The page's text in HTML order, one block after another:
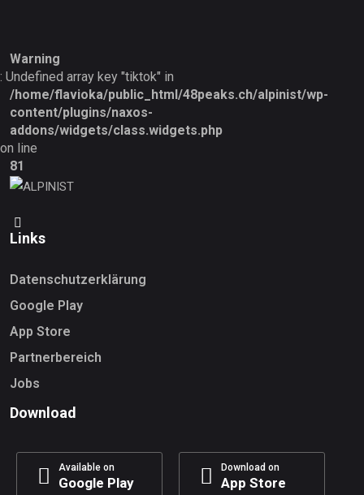
Warning
: Undefined array key "tiktok" in
/home/flavioka/public_html/48peaks.ch/alpinist/wp-
content/plugins/naxos-
addons/widgets/class.widgets.php
on line
81
Links
Datenschutzerklärung
Google Play
App Store
Partnerbereich
Jobs
Download
Available on
Google Play
Download on
App Store